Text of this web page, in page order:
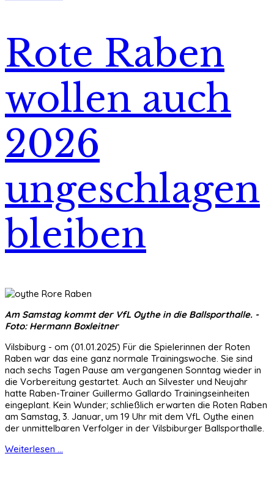
Rote Raben
wollen auch
2026
ungeschlagen
bleiben
Am Samstag kommt der VfL Oythe in die Ballsporthalle. -
Foto: Hermann Boxleitner
Vilsbiburg - om (01.01.2025) Für die Spielerinnen der Roten
Raben war das eine ganz normale Trainingswoche. Sie sind
nach sechs Tagen Pause am vergangenen Sonntag wieder in
die Vorbereitung gestartet. Auch an Silvester und Neujahr
hatte Raben-Trainer Guillermo Gallardo Trainingseinheiten
eingeplant. Kein Wunder; schließlich erwarten die Roten Raben
am Samstag, 3. Januar, um 19 Uhr mit dem VfL Oythe einen
der unmittelbaren Verfolger in der Vilsbiburger Ballsporthalle.
Weiterlesen ...